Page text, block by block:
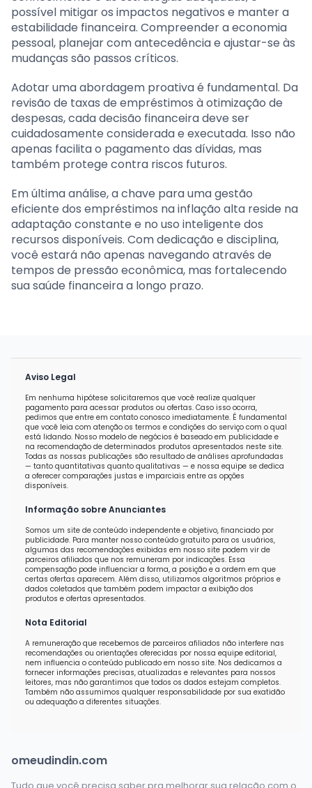
possível mitigar os impactos negativos e manter a
estabilidade financeira. Compreender a economia
pessoal, planejar com antecedência e ajustar-se às
mudanças são passos críticos.
Adotar uma abordagem proativa é fundamental. Da
revisão de taxas de empréstimos à otimização de
despesas, cada decisão financeira deve ser
cuidadosamente considerada e executada. Isso não
apenas facilita o pagamento das dívidas, mas
também protege contra riscos futuros.
Em última análise, a chave para uma gestão
eficiente dos empréstimos na inflação alta reside na
adaptação constante e no uso inteligente dos
recursos disponíveis. Com dedicação e disciplina,
você estará não apenas navegando através de
tempos de pressão econômica, mas fortalecendo
sua saúde financeira a longo prazo.
Aviso Legal
Em nenhuma hipótese solicitaremos que você realize qualquer
pagamento para acessar produtos ou ofertas. Caso isso ocorra,
pedimos que entre em contato conosco imediatamente. É fundamental
que você leia com atenção os termos e condições do serviço com o qual
está lidando. Nosso modelo de negócios é baseado em publicidade e
na recomendação de determinados produtos apresentados neste site.
Todas as nossas publicações são resultado de análises aprofundadas
— tanto quantitativas quanto qualitativas — e nossa equipe se dedica
a oferecer comparações justas e imparciais entre as opções
disponíveis.
Informação sobre Anunciantes
Somos um site de conteúdo independente e objetivo, financiado por
publicidade. Para manter nosso conteúdo gratuito para os usuários,
algumas das recomendações exibidas em nosso site podem vir de
parceiros afiliados que nos remuneram por indicações. Essa
compensação pode influenciar a forma, a posição e a ordem em que
certas ofertas aparecem. Além disso, utilizamos algoritmos próprios e
dados coletados que também podem impactar a exibição dos
produtos e ofertas apresentados.
Nota Editorial
A remuneração que recebemos de parceiros afiliados não interfere nas
recomendações ou orientações oferecidas por nossa equipe editorial,
nem influencia o conteúdo publicado em nosso site. Nos dedicamos a
fornecer informações precisas, atualizadas e relevantes para nossos
leitores, mas não garantimos que todos os dados estejam completos.
Também não assumimos qualquer responsabilidade por sua exatidão
ou adequação a diferentes situações.
omeudindin.com